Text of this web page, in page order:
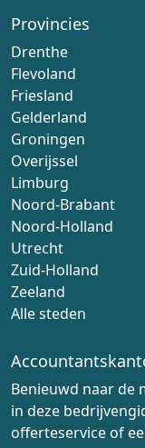
Provincies
Drenthe
Flevoland
Friesland
Gelderland
Groningen
Overijssel
Limburg
Noord-Brabant
Noord-Holland
Utrecht
Zuid-Holland
Zeeland
Alle steden
Benieuwd naar de
in deze
offerteservice of